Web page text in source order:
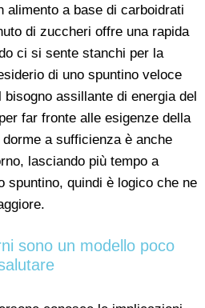
alimento a base di carboidrati
di zuccheri offre una rapida
ci si sente stanchi per la
di uno spuntino veloce
assillante di energia del
far fronte alle esigenze della
a sufficienza è anche
lasciando più tempo a
spuntino, quindi è logico che ne
sono un modello poco